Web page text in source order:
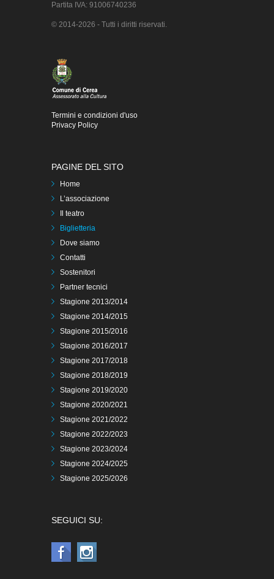
Partita IVA: 91006740236
© 2014-2026 - Tutti i diritti riservati.
Termini e condizioni d'uso
Privacy Policy
PAGINE DEL SITO
Home
L’associazione
Il teatro
Biglietteria
Dove siamo
Contatti
Sostenitori
Partner tecnici
Stagione 2013/2014
Stagione 2014/2015
Stagione 2015/2016
Stagione 2016/2017
Stagione 2017/2018
Stagione 2018/2019
Stagione 2019/2020
Stagione 2020/2021
Stagione 2021/2022
Stagione 2022/2023
Stagione 2023/2024
Stagione 2024/2025
Stagione 2025/2026
SEGUICI SU: